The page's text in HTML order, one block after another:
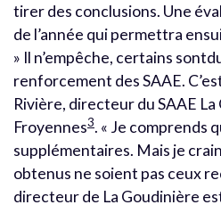
tirer des conclusions. Une
de l’année qui permettra
» Il n’empêche, certains
renforcement des SAAE.
Rivière, directeur du SAAE La
Froyennes3. « Je comprends
supplémentaires. Mais je
obtenus ne soient pas ceux
directeur de La Goudinière